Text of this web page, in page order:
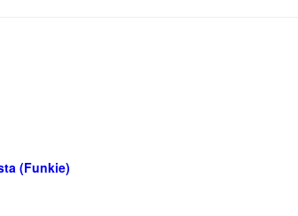
(Funkie)